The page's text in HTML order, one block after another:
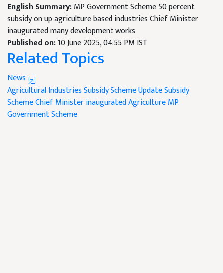
English Summary:MP Government Scheme 50 percent
subsidy on up agriculture based industries Chief Minister
inaugurated many development works
Published on:10 June 2025, 04:55 PM IST
Related Topics
News
Agricultural IndustriesSubsidy Scheme UpdateSubsidy
SchemeChief Minister inauguratedAgricultureMP
Government Scheme